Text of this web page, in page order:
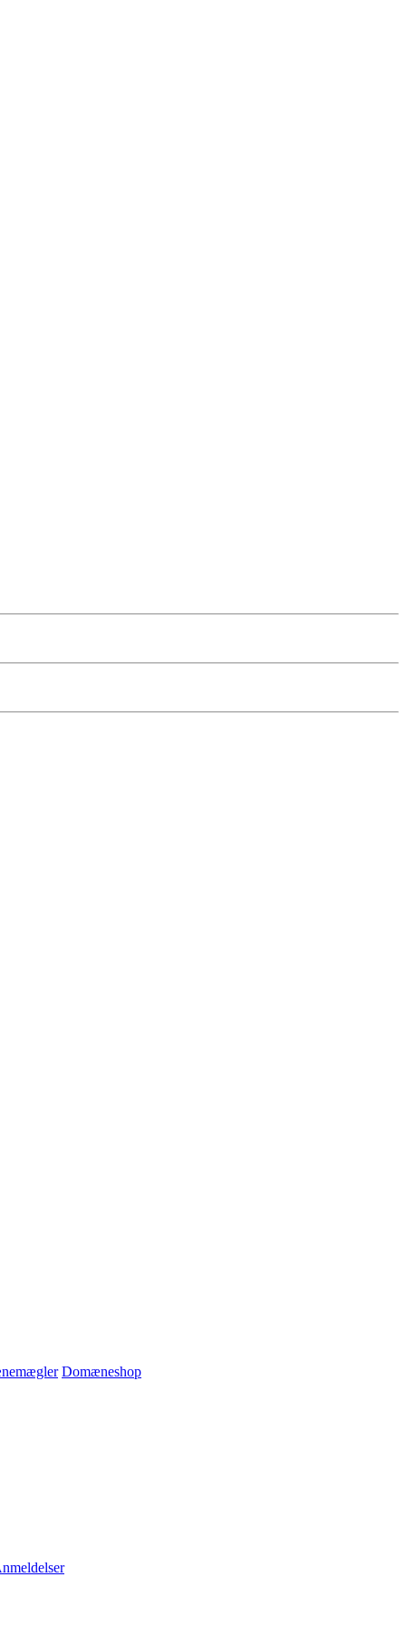
Domæneshop